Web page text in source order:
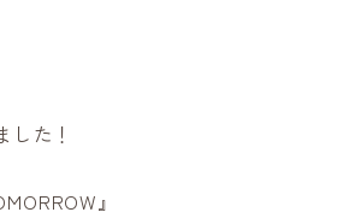
た！
』